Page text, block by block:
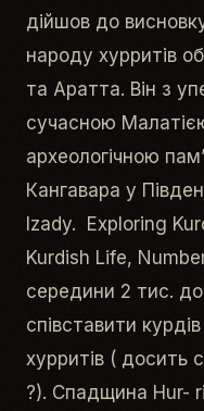
дійшов до
народу хурритів
та Аратта. Він з
сучасною
археологічною
Кангавара у
Izady. Exploring
Kurdish Life,
середини 2 тис.
співставити
хурритів ( досить
?). Спадщина Hur-